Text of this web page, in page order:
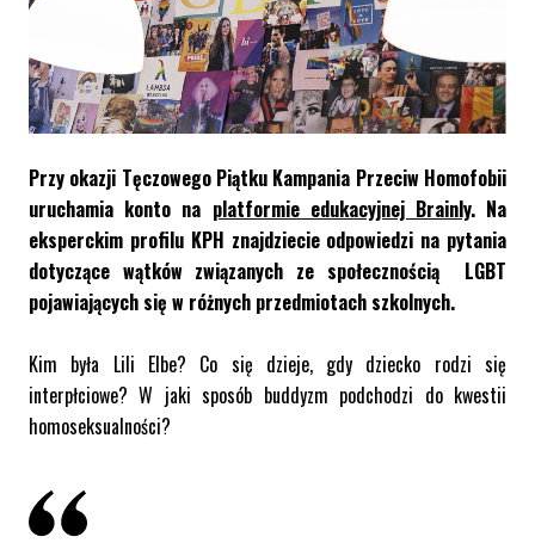
Przy okazji Tęczowego Piątku Kampania Przeciw Homofobii
uruchamia konto na platformie edukacyjnej Brainly. Na
eksperckim profilu KPH znajdziecie odpowiedzi na pytania
dotyczące wątków związanych ze społecznością LGBT
pojawiających się w różnych przedmiotach szkolnych.
Kim była Lili Elbe? Co się dzieje, gdy dziecko rodzi się
interpłciowe? W jaki sposób buddyzm podchodzi do kwestii
homoseksualności?